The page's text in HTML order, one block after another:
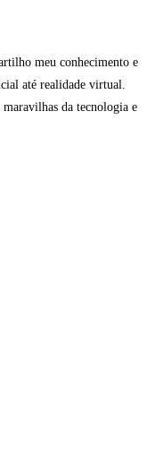
meu conhecimento e
até realidade virtual.
maravilhas da tecnologia e